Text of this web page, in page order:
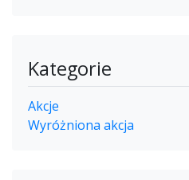
Kategorie
Akcje
Wyróżniona akcja